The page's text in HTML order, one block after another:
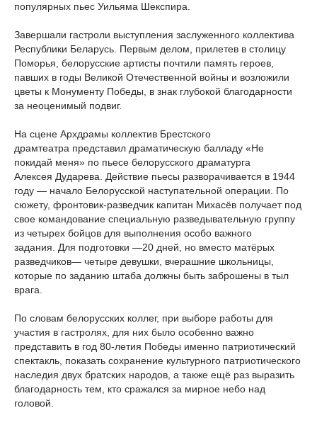
популярных пьес Уильяма Шекспира.
Завершали гастроли выступления заслуженного коллектива
Республики Беларусь. Первым делом, прилетев в столицу
Поморья, белорусские артисты почтили память героев,
павших в годы Великой Отечественной войны и возложили
цветы к Монументу Победы, в знак глубокой благодарности
за неоценимый подвиг.
На сцене Архдрамы коллектив Брестского
драмтеатра представил драматическую балладу «Не
покидай меня» по пьесе белорусского драматурга
Алексея Дударева. Действие пьесы разворачивается в 1944
году — начало Белорусской наступательной операции. По
сюжету, фронтовик-разведчик капитан Михасёв получает под
свое командование специальную разведывательную группу
из четырех бойцов для выполнения особо важного
задания. Для подготовки —20 дней, но вместо матёрых
разведчиков— четыре девушки, вчерашние школьницы,
которые по заданию штаба должны быть заброшены в тыл
врага.
По словам белорусских коллег, при выборе работы для
участия в гастролях, для них было особенно важно
представить в год 80-летия Победы именно патриотический
спектакль, показать сохранение культурного патриотического
наследия двух братских народов, а также ещё раз выразить
благодарность тем, кто сражался за мирное небо над
головой.